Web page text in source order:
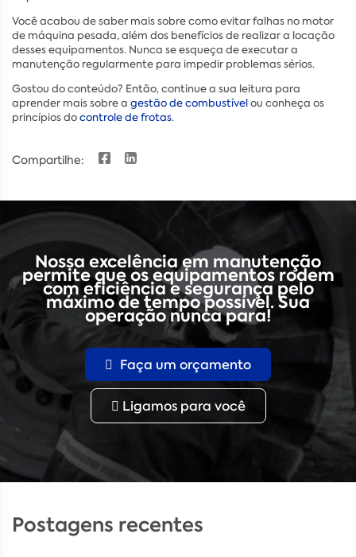
Você acabou de saber mais sobre como evitar falhas no motor
de máquina pesada, além dos benefícios de realizar a locação
desses equipamentos. Nunca se esqueça de executar a
manutenção regularmente para impedir problemas sérios.
Gostou do conteúdo? Então, continue a sua leitura para
aprender mais sobre a gestão de combustívelou conheça os
princípios docontrole de frotas.
Compartilhe:
Nossa excelência em manutenção
permite que os equipamentos rodem
com eficiência e segurança pelo
máximo de tempo possível. Sua
operação nunca para!
Faça um orçamento
Ligamos para você
Postagens recentes